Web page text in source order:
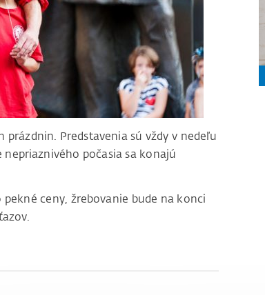
Predstavenia sú vždy v nedeľu
počasia sa konajú
ceny, žrebovanie bude na konci